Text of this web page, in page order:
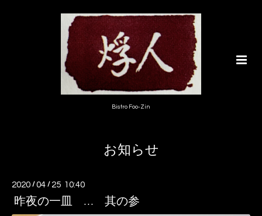
Bistro Foo-Zin
お知らせ
2020 /04 / 25 10:40
昨夜の一皿 … 其の参